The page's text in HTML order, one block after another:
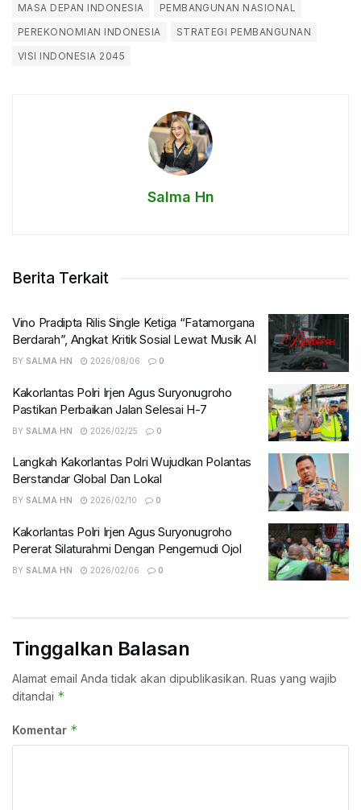
MASA DEPAN INDONESIA
PEMBANGUNAN NASIONAL
PEREKONOMIAN INDONESIA
STRATEGI PEMBANGUNAN
VISI INDONESIA 2045
Salma Hn
Berita Terkait
Vino Pradipta Rilis Single Ketiga “Fatamorgana
Berdarah”, Angkat Kritik Sosial Lewat Musik AI
BY SALMA HN 2026/08/06 0
Kakorlantas Polri Irjen Agus Suryonugroho
Pastikan Perbaikan Jalan Selesai H-7
BY SALMA HN 2026/02/25 0
Langkah Kakorlantas Polri Wujudkan Polantas
Berstandar Global Dan Lokal
BY SALMA HN 2026/02/10 0
Kakorlantas Polri Irjen Agus Suryonugroho
Pererat Silaturahmi Dengan Pengemudi Ojol
BY SALMA HN 2026/02/06 0
Tinggalkan Balasan
Alamat email Anda tidak akan dipublikasikan. Ruas yang wajib
ditandai *
Komentar *